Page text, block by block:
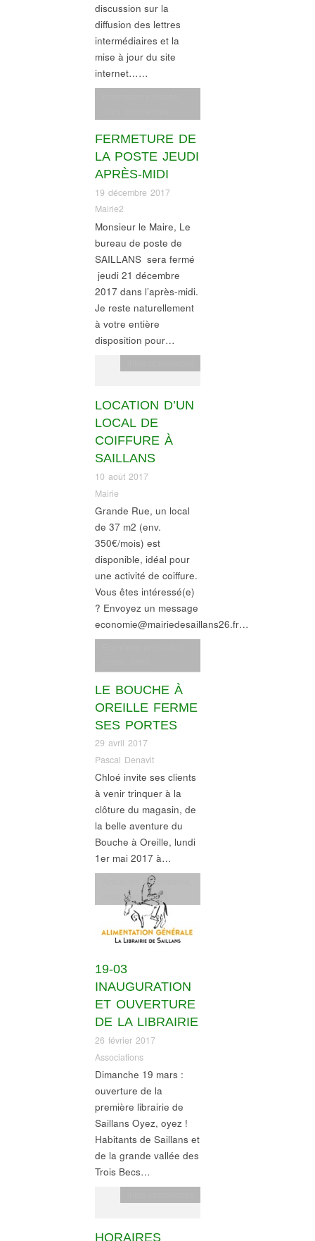
discussion sur la
diffusion des lettres
intermédiaires et la
mise à jour du site
internet……
FERMETURE DE
LA POSTE JEUDI
APRÈS-MIDI
19 décembre 2017
Mairie2
Monsieur le Maire, Le
bureau de poste de
SAILLANS sera fermé
jeudi 21 décembre
2017 dans l’après-midi.
Je reste naturellement
à votre entière
disposition pour…
LOCATION D’UN
LOCAL DE
COIFFURE À
SAILLANS
10 août 2017
Mairie
Grande Rue, un local
de 37 m2 (env.
350€/mois) est
disponible, idéal pour
une activité de coiffure.
Vous êtes intéressé(e)
? Envoyez un message
economie@mairiedesaillans26.fr…
LE BOUCHE À
OREILLE FERME
SES PORTES
29 avril 2017
Pascal Denavit
commerces
Chloé invite ses clients
à venir trinquer à la
clôture du magasin, de
la belle aventure du
Bouche à Oreille, lundi
1er mai 2017 à…
19-03
INAUGURATION
ET OUVERTURE
DE LA LIBRAIRIE
26 février 2017
Associations
Actualités associatives
infos commerces
Dimanche 19 mars :
ouverture de la
première librairie de
Saillans Oyez, oyez !
Habitants de Saillans et
de la grande vallée des
Trois Becs…
HORAIRES